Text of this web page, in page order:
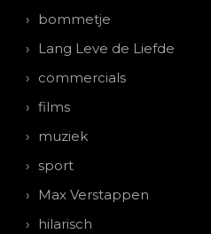
bommetje
Lang Leve de Liefde
commercials
films
muziek
sport
Max Verstappen
hilarisch